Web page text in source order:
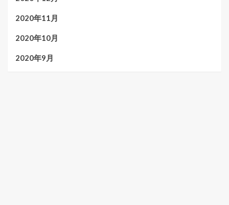
2020年11月
2020年10月
2020年9月